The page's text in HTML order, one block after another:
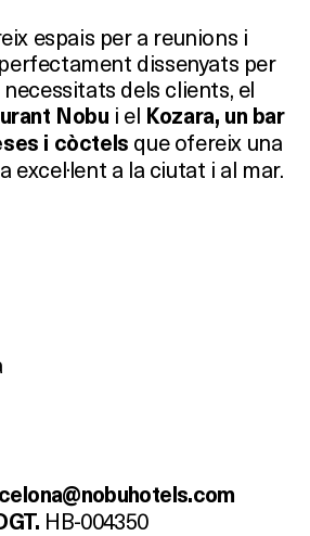
espais per a reunions i
dissenyats per
dels clients, el
Nobu i el Kozara, un bar
i còctels que ofereix una
excel·lent a la ciutat i al mar.
nobuhotels.com
HB-004350